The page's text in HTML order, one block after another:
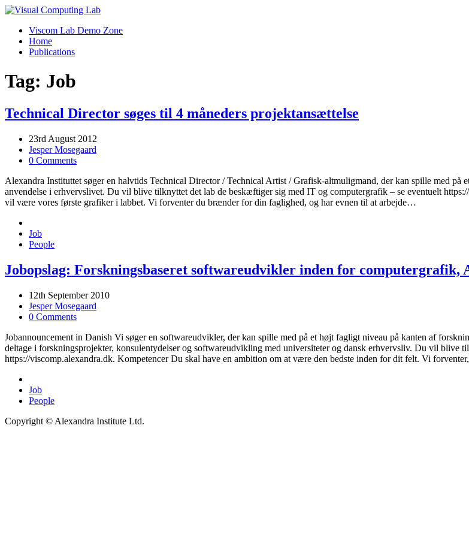
Viscom Lab Demo Zone
Home
Publications
Tag: Job
Technical Director søges til 4 måneders projektansættelse
23rd August 2012
Jesper Mosegaard
0 Comments
Alexandra Instituttet søger en halvtids Technical Director / Technical Artist / Grafisk-altmuligmand, der kan spille med
anvendelse i erhvervslivet. Du vil blive tilknyttet det lab de beskæftiger sig med IT og computergrafik – se eventuelt
vil være vores første grafiker i labbet. Vi forventer du brænder for din faglighed, og har evnen til at arbejde…
Job
People
Jobopslag: Forskningsbaseret softwareudvikler inden for
12th September 2010
Jesper Mosegaard
0 Comments
Jobannouncement in Danish Vi søger en softwareudvikler, der kan spille med på et højt fagligt niveau på kanten af
deltage i forskningsprojekter, konsulentydelser og softwareudvikling med universiteter og dansk erhvervsliv. Du vil blive
https://viscomp.alexandra.dk. Kompetencer Du skal have en ambition om at være den bedste inden for dit felt. Vi
Job
People
Copyright © Alexandra Institute Ltd.